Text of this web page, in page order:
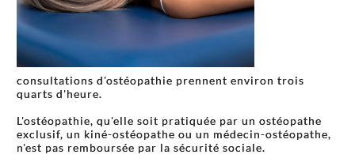
consultations d'ostéopathie prennent environ trois
quarts d'heure.
L'ostéopathie, qu'elle soit pratiquée par un ostéopathe
exclusif, un kiné-ostéopathe ou un médecin-ostéopathe,
n'est pas remboursée par la sécurité sociale.